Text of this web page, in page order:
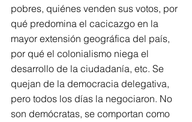
pobres, quiénes venden sus votos, por
qué predomina el cacicazgo en la
mayor extensión geográfica del país,
por qué el colonialismo niega el
desarrollo de la ciudadanía, etc. Se
quejan de la democracia delegativa,
pero todos los días la negociaron. No
son demócratas, se comportan como